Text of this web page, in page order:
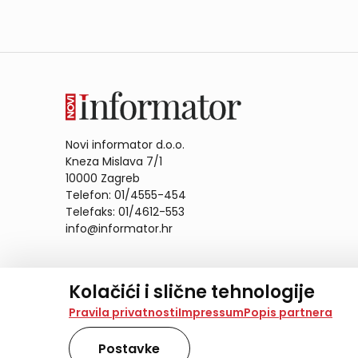
Kolačići i slične tehnologije
Na našoj web stranici koristimo kolačiće i slične
analiziramo promet na stranici te prikazujemo
također koriste ove tehnologije.
Pravila privatnostiImpressumPopis partnera
Postavke
Novi informator d.o.o.
Kneza Mislava 7/1
10000 Zagreb
Telefon: 01/4555-454
Telefaks: 01/4612-553
info@informator.hr